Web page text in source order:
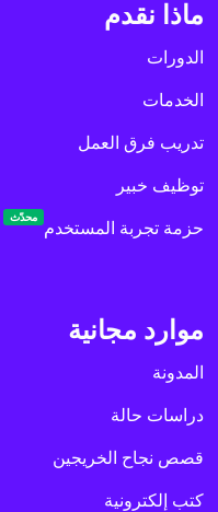
ماذا نقدم
الدورات
الخدمات
تدريب فرق العمل
توظيف خبير
حزمة تجربة المستخدم
محدّث
موارد مجانية
المدونة
دراسات حالة
قصص نجاح الخريجين
كتب إلكترونية